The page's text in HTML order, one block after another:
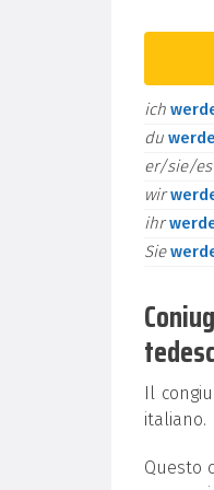
ich
du
er/sie/es
wir
ihr
Sie
Il
italiano.
Questo